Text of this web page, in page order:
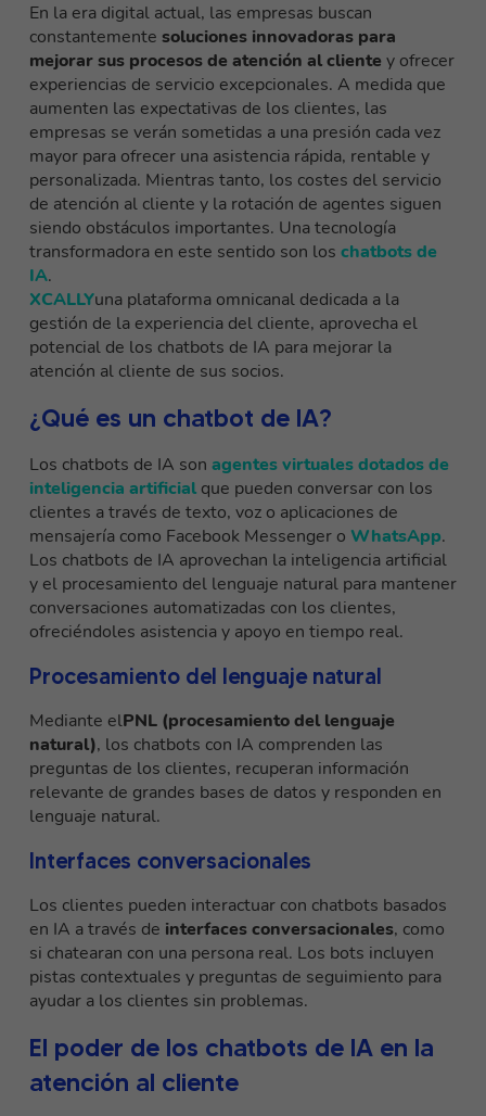
En la era digital actual, las empresas buscan
constantemente soluciones innovadoras para
mejorar sus procesos de atención al cliente y ofrecer
experiencias de servicio excepcionales. A medida que
aumenten las expectativas de los clientes, las
empresas se verán sometidas a una presión cada vez
mayor para ofrecer una asistencia rápida, rentable y
personalizada. Mientras tanto, los costes del servicio
de atención al cliente y la rotación de agentes siguen
siendo obstáculos importantes. Una tecnología
transformadora en este sentido son los chatbots de
IA.
XCALLYuna plataforma omnicanal dedicada a la
gestión de la experiencia del cliente, aprovecha el
potencial de los chatbots de IA para mejorar la
atención al cliente de sus socios.
¿Qué es un chatbot de IA?
Los chatbots de IA son agentes virtuales dotados de
inteligencia artificialque pueden conversar con los
clientes a través de texto, voz o aplicaciones de
mensajería como Facebook Messenger o WhatsApp.
Los chatbots de IA aprovechan la inteligencia artificial
y el procesamiento del lenguaje natural para mantener
conversaciones automatizadas con los clientes,
ofreciéndoles asistencia y apoyo en tiempo real.
Procesamiento del lenguaje natural
Mediante elPNL (procesamiento del lenguaje
natural), los chatbots con IA comprenden las
preguntas de los clientes, recuperan información
relevante de grandes bases de datos y responden en
lenguaje natural.
Interfaces conversacionales
Los clientes pueden interactuar con chatbots basados
en IA a través de interfaces conversacionales, como
si chatearan con una persona real. Los bots incluyen
pistas contextuales y preguntas de seguimiento para
ayudar a los clientes sin problemas.
El poder de los chatbots de IA en la
atención al cliente